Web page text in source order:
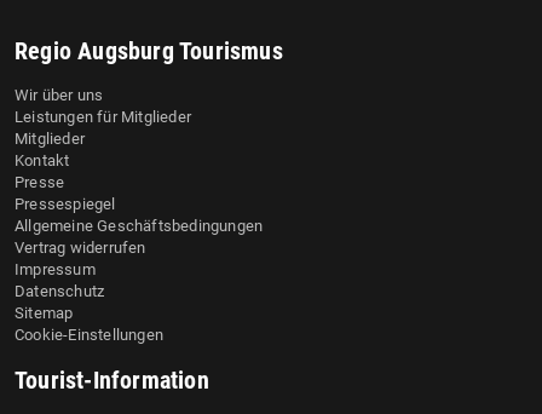
Regio Augsburg Tourismus
Wir über uns
Leistungen für Mitglieder
Mitglieder
Kontakt
Presse
Pressespiegel
Allgemeine Geschäftsbedingungen
Vertrag widerrufen
Impressum
Datenschutz
Sitemap
Cookie-Einstellungen
Tourist-Information